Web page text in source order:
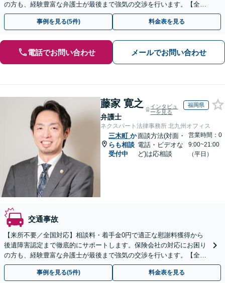
の方も、経験豊富な弁護士が最後まで強気の交渉を行います。【全国
13拠点】お気軽にご相談ください。
事例を見る(5件) 料金表を見る
電話でお問い合わせ メールでお問い合わせ
藤家 寛之
弁護士
インタビュ
ーを見る
福岡県
ネクスパート法律事務所 北九州オフィス
三木町 か
らも相談
受付中
面談方法(対面・
電話・ビデオな
ど)は応相談
営業時間：0
9:00~21:00
（平日）
交通事故
【来所不要／全国対応】相談料・着手金0円で適正な慰謝料獲得から
後遺障害認定まで徹底的にサポートします。保険会社の対応にお困り
の方も、経験豊富な弁護士が最後まで強気の交渉を行います。【全国
13拠点】お気軽にご相談ください。
事例を見る(5件) 料金表を見る